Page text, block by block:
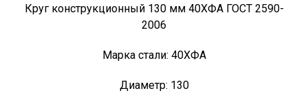
Круг конструкционный 130 мм 40ХФА ГОСТ 2590-
2006
Марка стали: 40ХФА
Диаметр: 130